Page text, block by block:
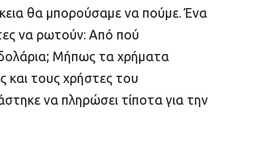
θα μπορούσαμε να πούμε. Ένα
να ρωτούν: Από πού
Μήπως τα χρήματα
και τους χρήστες του
να πληρώσει τίποτα για την